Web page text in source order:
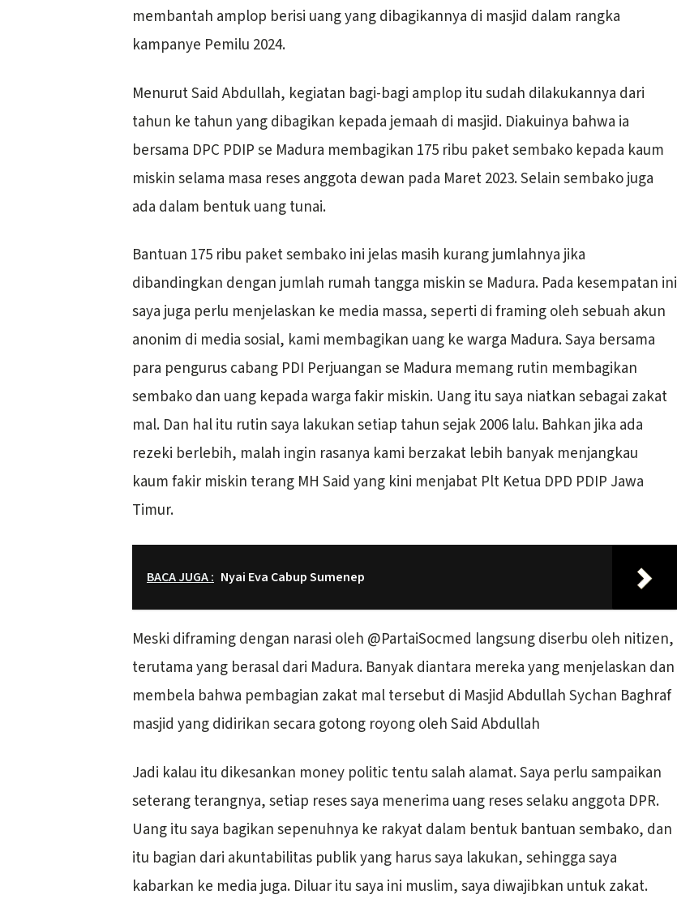
membantah amplop berisi uang yang dibagikannya di masjid dalam rangka
kampanye Pemilu 2024.
Menurut Said Abdullah, kegiatan bagi-bagi amplop itu sudah dilakukannya dari
tahun ke tahun yang dibagikan kepada jemaah di masjid. Diakuinya bahwa ia
bersama DPC PDIP se Madura membagikan 175 ribu paket sembako kepada kaum
miskin selama masa reses anggota dewan pada Maret 2023. Selain sembako juga
ada dalam bentuk uang tunai.
Bantuan 175 ribu paket sembako ini jelas masih kurang jumlahnya jika
dibandingkan dengan jumlah rumah tangga miskin se Madura. Pada kesempatan ini
saya juga perlu menjelaskan ke media massa, seperti di framing oleh sebuah akun
anonim di media sosial, kami membagikan uang ke warga Madura. Saya bersama
para pengurus cabang PDI Perjuangan se Madura memang rutin membagikan
sembako dan uang kepada warga fakir miskin. Uang itu saya niatkan sebagai zakat
mal. Dan hal itu rutin saya lakukan setiap tahun sejak 2006 lalu. Bahkan jika ada
rezeki berlebih, malah ingin rasanya kami berzakat lebih banyak menjangkau
kaum fakir miskin terang MH Said yang kini menjabat Plt Ketua DPD PDIP Jawa
Timur.
BACA JUGA : Nyai Eva Cabup Sumenep
Meski diframing dengan narasi oleh @PartaiSocmed langsung diserbu oleh nitizen,
terutama yang berasal dari Madura. Banyak diantara mereka yang menjelaskan dan
membela bahwa pembagian zakat mal tersebut di Masjid Abdullah Sychan Baghraf
masjid yang didirikan secara gotong royong oleh Said Abdullah
Jadi kalau itu dikesankan money politic tentu salah alamat. Saya perlu sampaikan
seterang terangnya, setiap reses saya menerima uang reses selaku anggota DPR.
Uang itu saya bagikan sepenuhnya ke rakyat dalam bentuk bantuan sembako, dan
itu bagian dari akuntabilitas publik yang harus saya lakukan, sehingga saya
kabarkan ke media juga. Diluar itu saya ini muslim, saya diwajibkan untuk zakat.